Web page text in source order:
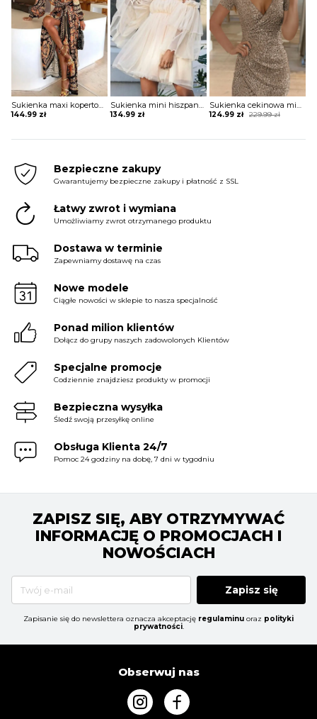
Sukienka maxi kopertowa w stylu boho
144.99 zł
Sukienka mini hiszpanka tiulowa z szerokimi rękawami
134.99 zł
Sukienka cekinowa mini z krótkim rękawem
229.99zł
Original
124.99 zł
Current
Bezpieczne zakupy
Gwarantujemy bezpieczne zakupy i płatność z SSL
Łatwy zwrot i wymiana
Umożliwiamy zwrot otrzymanego produktu
Dostawa w terminie
Zapewniamy dostawę na czas
Nowe modele
Ciągłe nowości w sklepie to nasza specjalność
Ponad milion klientów
Dołącz do grupy naszych zadowolonych Klientów
Specjalne promocje
Codziennie znajdziesz produkty w promocji
Bezpieczna wysyłka
Śledź swoją przesyłkę online
Obsługa Klienta 24/7
Pomoc 24 godziny na dobę, 7 dni w tygodniu
ZAPISZ SIĘ, ABY OTRZYMYWAĆ
INFORMACJĘ O PROMOCJACH I
NOWOŚCIACH
Zapisz się
Zapisanie się do newslettera oznacza akceptację regulaminu oraz polityki
prywatności.
Obserwuj nas